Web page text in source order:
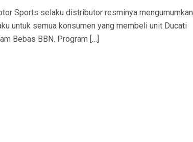
Sports selaku distributor resminya mengumumkan
untuk semua konsumen yang membeli unit Ducati
Bebas BBN. Program […]